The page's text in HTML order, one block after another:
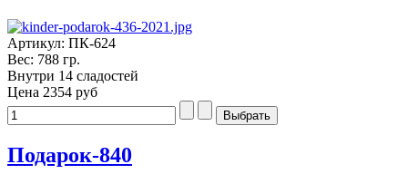
Артикул: ПК-624
Вес: 788 гр.
Внутри 14 сладостей
Цена 2354 руб
Подарок-840